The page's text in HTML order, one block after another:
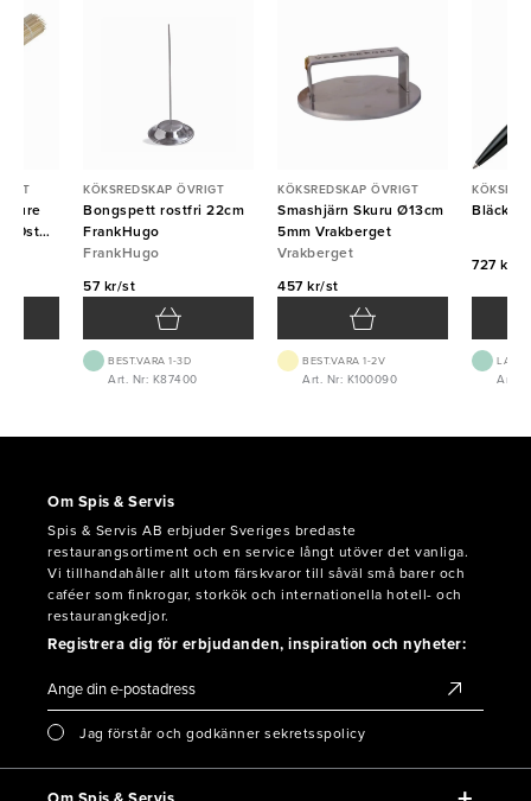
Pure
KÖKSREDSKAP ÖVRIGT
Bongspett rostfri 22cm
FrankHugo
FrankHugo
57 kr/st
BEST.VARA 1-3D
Art. Nr: K87400
KÖKSREDSKAP ÖVRIGT
Smashjärn Skuru Ø13cm
5mm Vrakberget
Vrakberget
457 kr/st
BEST.VARA 1-2V
Art. Nr: K100090
727 kr/
Art.
Om Spis & Servis
Spis & Servis AB erbjuder Sveriges bredaste
restaurangsortiment och en service långt utöver det vanliga.
Vi tillhandahåller allt utom färskvaror till såväl små barer och
caféer som finkrogar, storkök och internationella hotell- och
restaurangkedjor.
Registrera dig för erbjudanden, inspiration och nyheter:
Jag förstår och godkänner sekretsspolicy